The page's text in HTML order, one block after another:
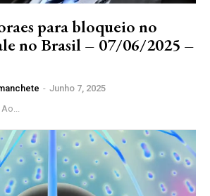
para bloqueio no
no Brasil – 07/06/2025 –
- Junho 7, 2025
Patrícia Campos Mello Ao...